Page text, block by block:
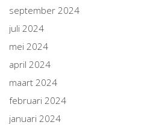
september 2024
juli 2024
mei 2024
april 2024
maart 2024
februari 2024
januari 2024